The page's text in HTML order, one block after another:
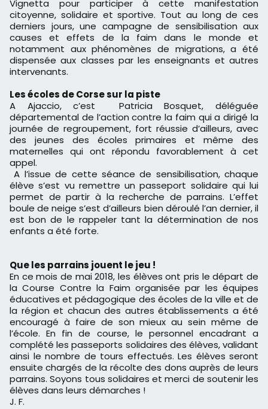
Vignetta pour participer à cette manifestation
citoyenne, solidaire et sportive. Tout au long de ces
derniers jours, une campagne de sensibilisation aux
causes et effets de la faim dans le monde et
notamment aux phénomènes de migrations, a été
dispensée aux classes par les enseignants et autres
intervenants.
Les écoles de Corse sur la piste
A Ajaccio, c’est Patricia Bosquet, déléguée
départemental de l’action contre la faim qui a dirigé la
journée de regroupement, fort réussie d’ailleurs, avec
des jeunes des écoles primaires et même des
maternelles qui ont répondu favorablement à cet
appel.
A l’issue de cette séance de sensibilisation, chaque
élève s’est vu remettre un passeport solidaire qui lui
permet de partir à la recherche de parrains. L’effet
boule de neige s’est d’ailleurs bien déroulé l’an dernier, il
est bon de le rappeler tant la détermination de nos
enfants a été forte.
Que les parrains jouent le jeu !
En ce mois de mai 2018, les élèves ont pris le départ de
la Course Contre la Faim organisée par les équipes
éducatives et pédagogique des écoles de la ville et de
la région et chacun des autres établissements a été
encouragé à faire de son mieux au sein même de
l’école. En fin de course, le personnel encadrant a
complété les passeports solidaires des élèves, validant
ainsi le nombre de tours effectués. Les élèves seront
ensuite chargés de la récolte des dons auprès de leurs
parrains. Soyons tous solidaires et merci de soutenir les
élèves dans leurs démarches !
J. F.